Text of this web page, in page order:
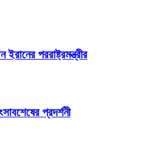
পররাষ্ট্রমন্ত্রীর
প্রদর্শনী